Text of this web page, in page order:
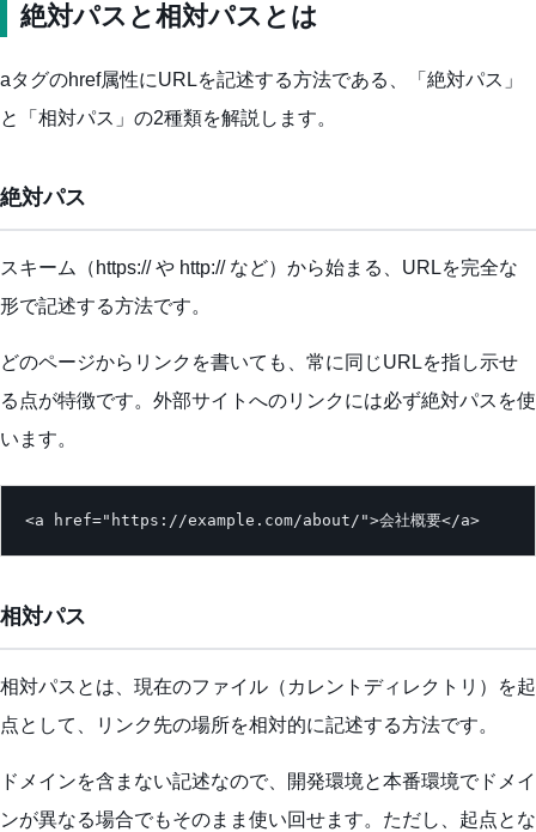
絶対パスと相対パスとは
aタグのhref属性にURLを記述する方法である、「絶対パス」
と「相対パス」の2種類を解説します。
絶対パス
スキーム（https:// や http:// など）から始まる、URLを完全な
形で記述する方法です。
どのページからリンクを書いても、常に同じURLを指し示せ
る点が特徴です。外部サイトへのリンクには必ず絶対パスを使
います。
<a href="https://example.com/about/">会社概要</a>
相対パス
相対パスとは、現在のファイル（カレントディレクトリ）を起
点として、リンク先の場所を相対的に記述する方法です。
ドメインを含まない記述なので、開発環境と本番環境でドメイ
ンが異なる場合でもそのまま使い回せます。ただし、起点とな